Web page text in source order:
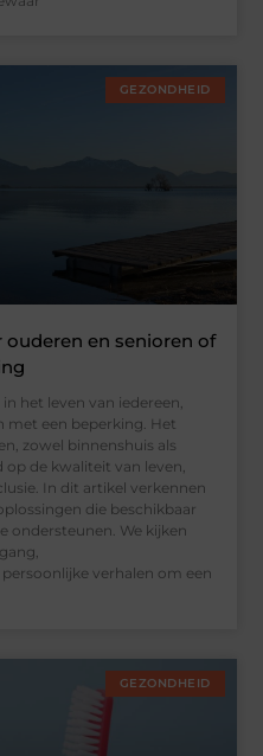
GEZONDHEID
en senioren of
het leven van iedereen,
met een beperking. Het
zowel binnenshuis als
de kwaliteit van leven,
In dit artikel verkennen
die beschikbaar
ondersteunen. We kijken
verhalen om een
GEZONDHEID